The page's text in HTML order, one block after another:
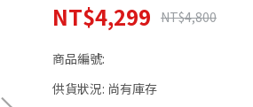
NT$4,299 NT$4,800
商品編號:
供貨狀況: 尚有庫存